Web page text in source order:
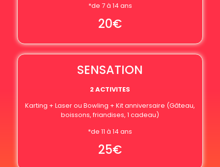
*de 7 à 14 ans
20€
SENSATION
2 ACTIVITES
Karting + Laser ou Bowling + Kit anniversaire (Gâteau,
boissons, friandises, 1 cadeau)
*de 11 à 14 ans
25€